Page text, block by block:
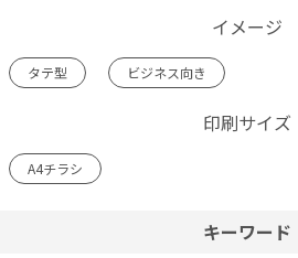
イメージ
タテ型 ビジネス向き
印刷サイズ
A4チラシ
キーワード